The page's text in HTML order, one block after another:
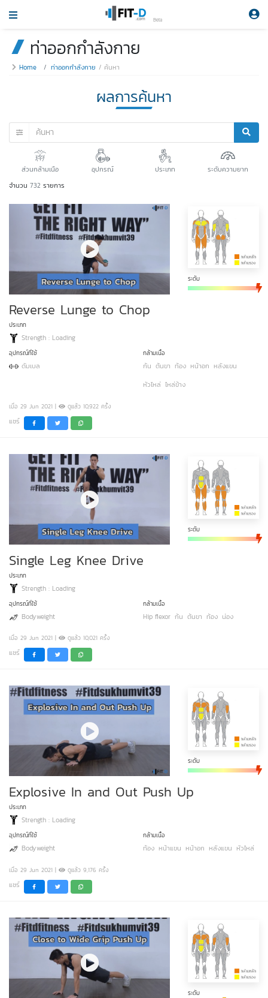
Beta
ท่าออกกำลังกาย
Home ท่าออกกำลังกาย ค้นหา
ผลการค้นหา
ส่วนกล้ามเนือ อุปกรณ์ ประเภท
ระดับความยาก
จำนวน 732 รายการ
ระดับ
Reverse Lunge to Chop
ประเภท
Strength : Loading
อุปกรณ์ที่ใช้
ดัมเบล
กล้ามเนื้อ
ก้น ต้นขา ท้อง หน้าอก หลังแขน
หัวไหล่ ไหล่ข้าง
เมื่อ 29 Jun 2021 | ดูแล้ว 10,922 ครั้ง
แชร์
ระดับ
Single Leg Knee Drive
ประเภท
Strength : Loading
อุปกรณ์ที่ใช้
Bodyweight
กล้ามเนื้อ
Hip flexor ก้น ต้นขา ท้อง น่อง
เมื่อ 29 Jun 2021 | ดูแล้ว 10,021 ครั้ง
แชร์
ระดับ
Explosive In and Out Push Up
ประเภท
Strength : Loading
อุปกรณ์ที่ใช้
Bodyweight
กล้ามเนื้อ
ท้อง หน้าแขน หน้าอก หลังแขน หัวไหล่
เมื่อ 29 Jun 2021 | ดูแล้ว 9,176 ครั้ง
แชร์
ระดับ